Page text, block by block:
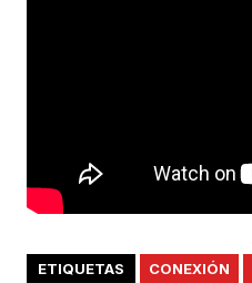
ETIQUETAS CONEXIÓN